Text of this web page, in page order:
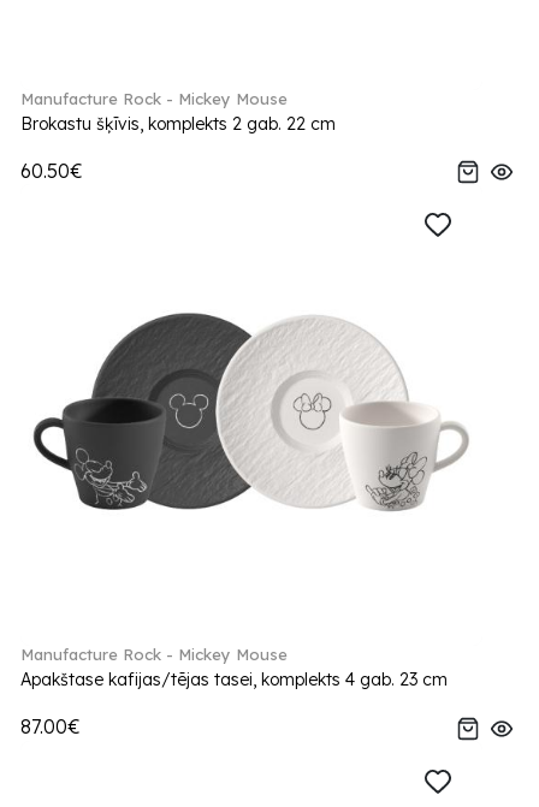
Manufacture Rock - Mickey Mouse
Brokastu šķīvis, komplekts 2 gab. 22 cm
60.50€
Manufacture Rock - Mickey Mouse
Apakštase kafijas/tējas tasei, komplekts 4 gab. 23 cm
87.00€